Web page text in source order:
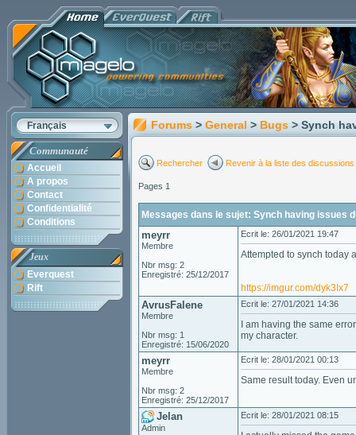
Français
Communauté
Accueil
A propos
Contact
Confidentialité
Conditions
Jeux
Everquest
Rift
Forums > General > Bugs > Synch
Rechercher Revenir à la liste des discussions
Pages 1
Messages dans le sujet: Synch having issues
meyrr
Membre
Nbr msg: 2
Enregistré: 25/12/2017
Ecrit le: 26/01/2021 19:47
Attempted to synch today
https://imgur.com/dyk3Ix7
AvrusFalene
Membre
Nbr msg: 1
Enregistré: 15/06/2020
Ecrit le: 27/01/2021 14:36
I am having the same
my character.
meyrr
Membre
Nbr msg: 2
Enregistré: 25/12/2017
Ecrit le: 28/01/2021 00:13
Same result today. Even
Jelan
Admin
Ecrit le: 28/01/2021 08:15